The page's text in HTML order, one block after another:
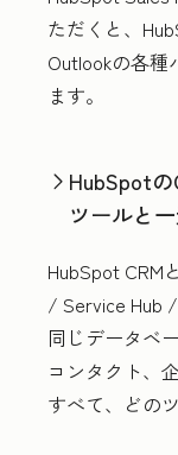
ただくと、
Outlookの各種
ます。
HubSpot
ツールと
HubSpot CRM
/ Service Hub /
同じデータベ
コンタクト、
すべて、どの